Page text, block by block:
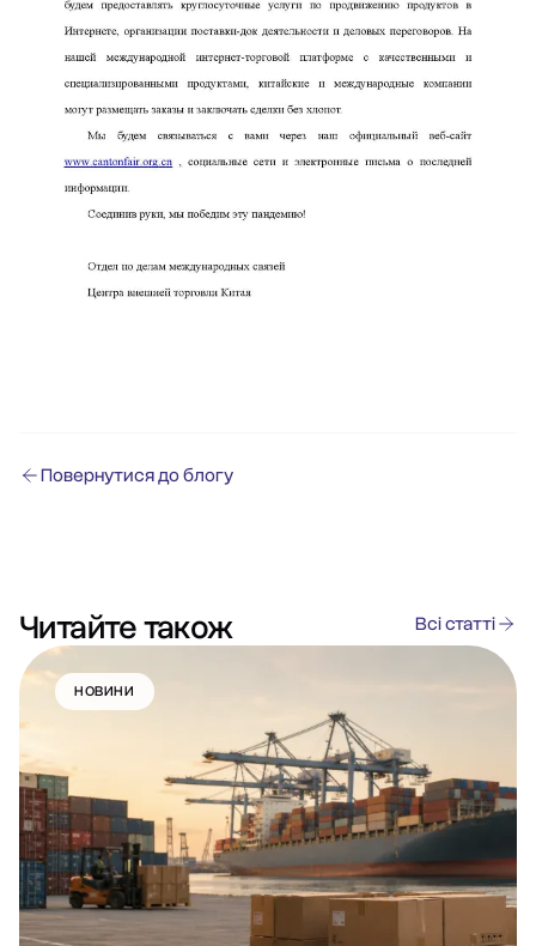
Повернутися до блогу
Читайте також Всі статті
НОВИНИ